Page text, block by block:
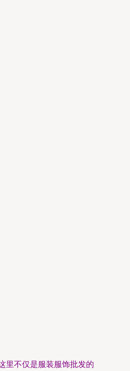
里不仅是服装服饰批发的